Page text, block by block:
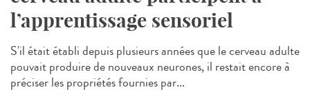
l’apprentissage sensoriel
S'il était établi depuis plusieurs années que le cerveau adulte
pouvait produire de nouveaux neurones, il restait encore à
préciser les propriétés fournies par...